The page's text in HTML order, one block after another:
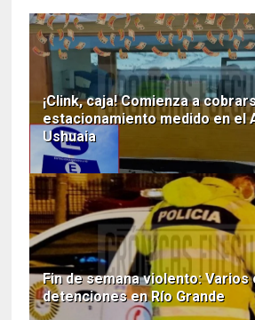
¡Clink, caja! Comienza a
estacionamiento medido en el
Ushuaia
Fin de semana violento:
detenciones en Río Grande